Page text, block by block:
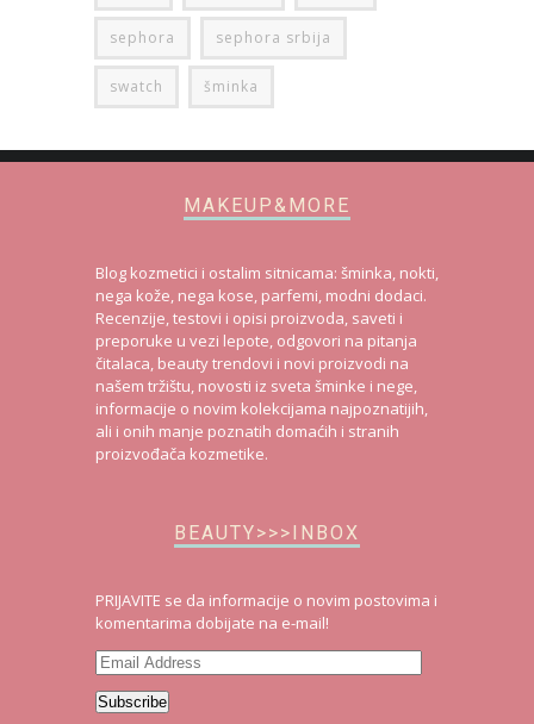
sephora sephora srbija
swatch šminka
MAKEUP&MORE
Blog kozmetici i ostalim sitnicama: šminka, nokti,
nega kože, nega kose, parfemi, modni dodaci.
Recenzije, testovi i opisi proizvoda, saveti i
preporuke u vezi lepote, odgovori na pitanja
čitalaca, beauty trendovi i novi proizvodi na
našem tržištu, novosti iz sveta šminke i nege,
informacije o novim kolekcijama najpoznatijih,
ali i onih manje poznatih domaćih i stranih
proizvođača kozmetike.
BEAUTY>>>INBOX
PRIJAVITE se da informacije o novim postovima i
komentarima dobijate na e-mail!
Email
Address
Subscribe